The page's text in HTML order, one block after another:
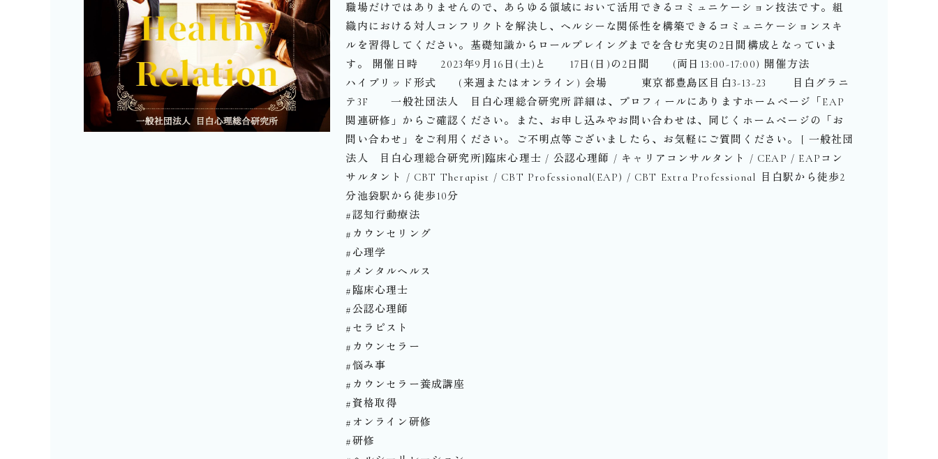
職場だけではありませんので、あらゆる領域において活用できるコミュニケーション技法です。⁡組
織内における対人コンフリクトを解決し、ヘルシーな関係性を構築できるコミュニケーションスキ
ルを習得してください。基礎知識からロールプレイングまでを含む充実の2日間構成となっていま
す。⁡️ 開催日時 2023年9月16日(土)と 17日(日)の2日間 (両日13:00-17:00)⁡️ 開催方法
ハイブリッド形式 (来週またはオンライン)⁡️ 会場 東京都豊島区目白3-13-23 目白グラニ
テ3F 一般社団法人 目白心理総合研究所⁡⁡詳細は、プロフィールにありますホームページ「EAP
関連研修」からご確認ください。⁡また、お申し込みやお問い合わせは、同じくホームページの「お
問い合わせ」をご利用ください。⁡ご不明点等ございましたら、お気軽にご質問ください。⁡⁡⁡[ 一般社団
法人 目白心理総合研究所]臨床心理士 / 公認心理師 / キャリアコンサルタント / CEAP / EAPコン
サルタント / CBT Therapist︎ / CBT Professional(EAP) / CBT Extra Professional ︎⁡目白駅から徒歩2
分池袋駅から徒歩10分⁡⁡
#認知行動療法
#カウンセリング
#心理学
#メンタルヘルス
#臨床心理士
#公認心理師
#セラピスト
#カウンセラー
#悩み事
#カウンセラー養成講座
#資格取得
#オンライン研修
#研修